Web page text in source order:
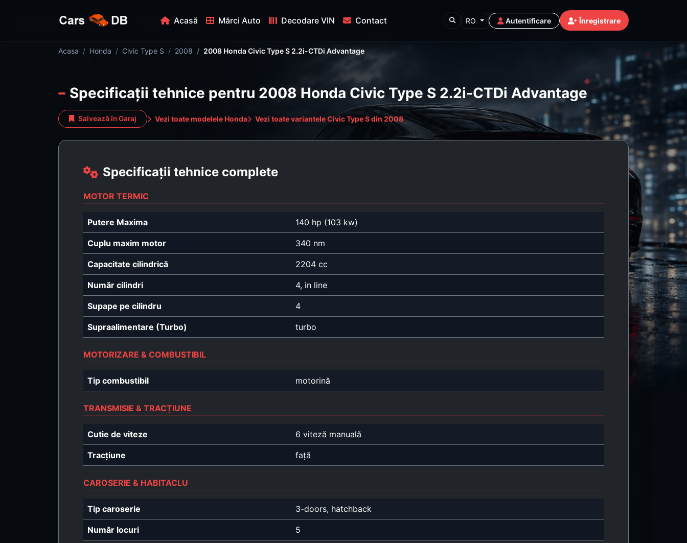
Acasă Mărci Auto Decodare VIN Contact RO Autentificare Înregistrare
Acasa Honda Civic Type S 2008 2008 Honda Civic Type S 2.2i-CTDi Advantage
Specificații tehnice pentru 2008 Honda Civic Type S 2.2i-CTDi Advantage
Salvează în Garaj Vezi toate modelele Honda Vezi toate variantele Civic Type S din 2008
Specificații tehnice complete
MOTOR TERMIC
Putere Maxima 140 hp (103 kw)
Cuplu maxim motor 340 nm
Capacitate cilindrică 2204 cc
Număr cilindri 4, in line
Supape pe cilindru 4
Supraalimentare (Turbo) turbo
MOTORIZARE & COMBUSTIBIL
Tip combustibil motorină
TRANSMISIE & TRACȚIUNE
Cutie de viteze 6 viteză manuală
Tracțiune față
CAROSERIE & HABITACLU
Tip caroserie 3-doors, hatchback
Număr locuri 5